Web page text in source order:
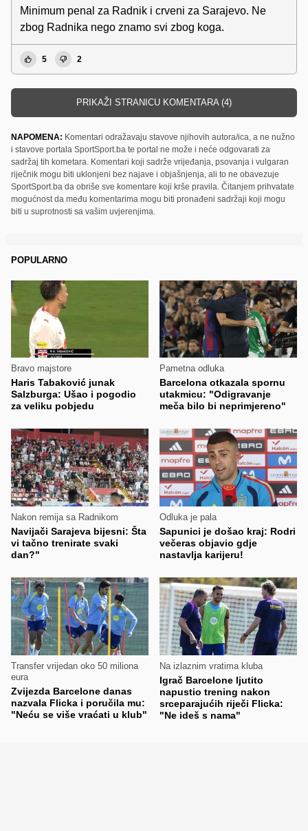
Minimum penal za Radnik i crveni za Sarajevo. Ne
zbog Radnika nego znamo svi zbog koga.
5 2
PRIKAŽI STRANICU KOMENTARA (4)
NAPOMENA: Komentari odražavaju stavove njihovih autora/ica, a ne nužno
i stavove portala SportSport.ba te portal ne može i neće odgovarati za
sadržaj tih kometara. Komentari koji sadrže vrijeđanja, psovanja i vulgaran
riječnik mogu biti uklonjeni bez najave i objašnjenja, ali to ne obavezuje
SportSport.ba da obriše sve komentare koji krše pravila. Čitanjem prihvatate
mogućnost da među komentarima mogu biti pronađeni sadržaji koji mogu
biti u suprotnosti sa vašim uvjerenjima.
POPULARNO
Bravo majstore
Haris Tabaković junak
Salzburga: Ušao i pogodio
za veliku pobjedu
Pametna odluka
Barcelona otkazala spornu
utakmicu: "Odigravanje
meča bilo bi neprimjereno"
Nakon remija sa Radnikom
Navijači Sarajeva bijesni: Šta
vi tačno trenirate svaki
dan?"
Odluka je pala
Sapunici je došao kraj: Rodri
večeras objavio gdje
nastavlja karijeru!
Transfer vrijedan oko 50 miliona
eura
Zvijezda Barcelone danas
nazvala Flicka i poručila mu:
"Neću se više vraćati u klub"
Na izlaznim vratima kluba
Igrač Barcelone ljutito
napustio trening nakon
srceparajućih riječi Flicka:
"Ne ideš s nama"